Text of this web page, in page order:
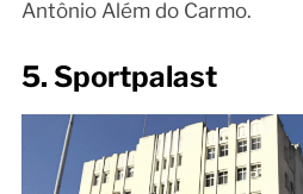
Antônio Além do Carmo.
5. Sportpalast